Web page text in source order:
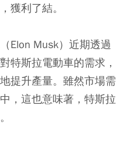
獲利了結。
Elon Musk）近期透過
特斯拉電動車的需求，
提升產量。雖然市場需
，這也意味著，特斯拉